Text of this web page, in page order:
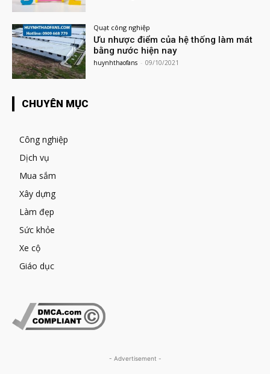
Quạt công nghiệp
Ưu nhược điểm của hệ thống làm mát
bằng nước hiện nay
huynhthaofans - 09/10/2021
CHUYÊN MỤC
Công nghiệp
Dịch vụ
Mua sắm
Xây dựng
Làm đẹp
Sức khỏe
Xe cộ
Giáo dục
- Advertisement -